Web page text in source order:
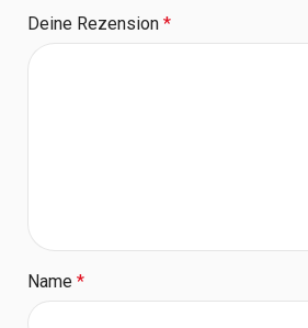
Deine Rezension *
Name *